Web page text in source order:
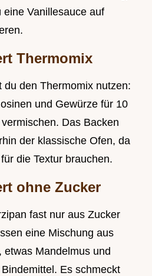
Vanillesauce auf
Thermomix
du den Thermomix nutzen:
und Gewürze für 10
Das Backen
der klassische Ofen, da
die Textur brauchen.
ohne Zucker
fast nur aus Zucker
eine Mischung aus
etwas Mandelmus und
Es schmeckt